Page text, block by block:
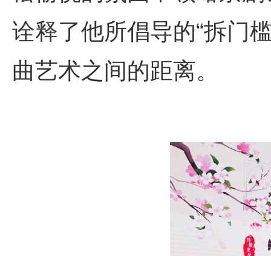
诠释了他所倡导的“拆门
曲艺术之间的距离。